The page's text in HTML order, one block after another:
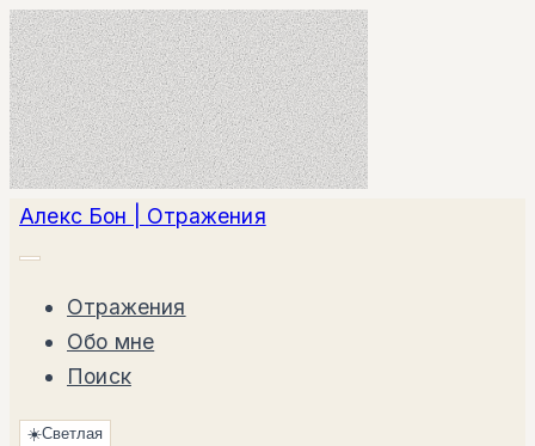
Алекс Бон | Отражения
Отражения
Обо мне
Поиск
☀️Светлая